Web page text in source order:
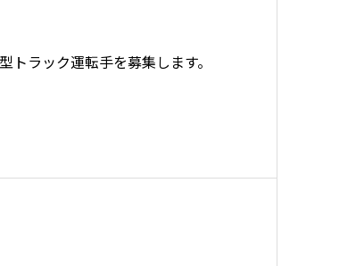
トラック運転手を募集します。